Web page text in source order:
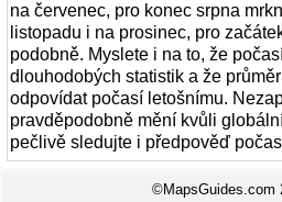
na červenec, pro konec srpna
listopadu i na prosinec, pro
podobně. Myslete i na to, že
dlouhodobých statistik a že
odpovídat počasí letošnímu.
pravděpodobně mění kvůli
pečlivě sledujte i předpověď
©MapsGuides.com